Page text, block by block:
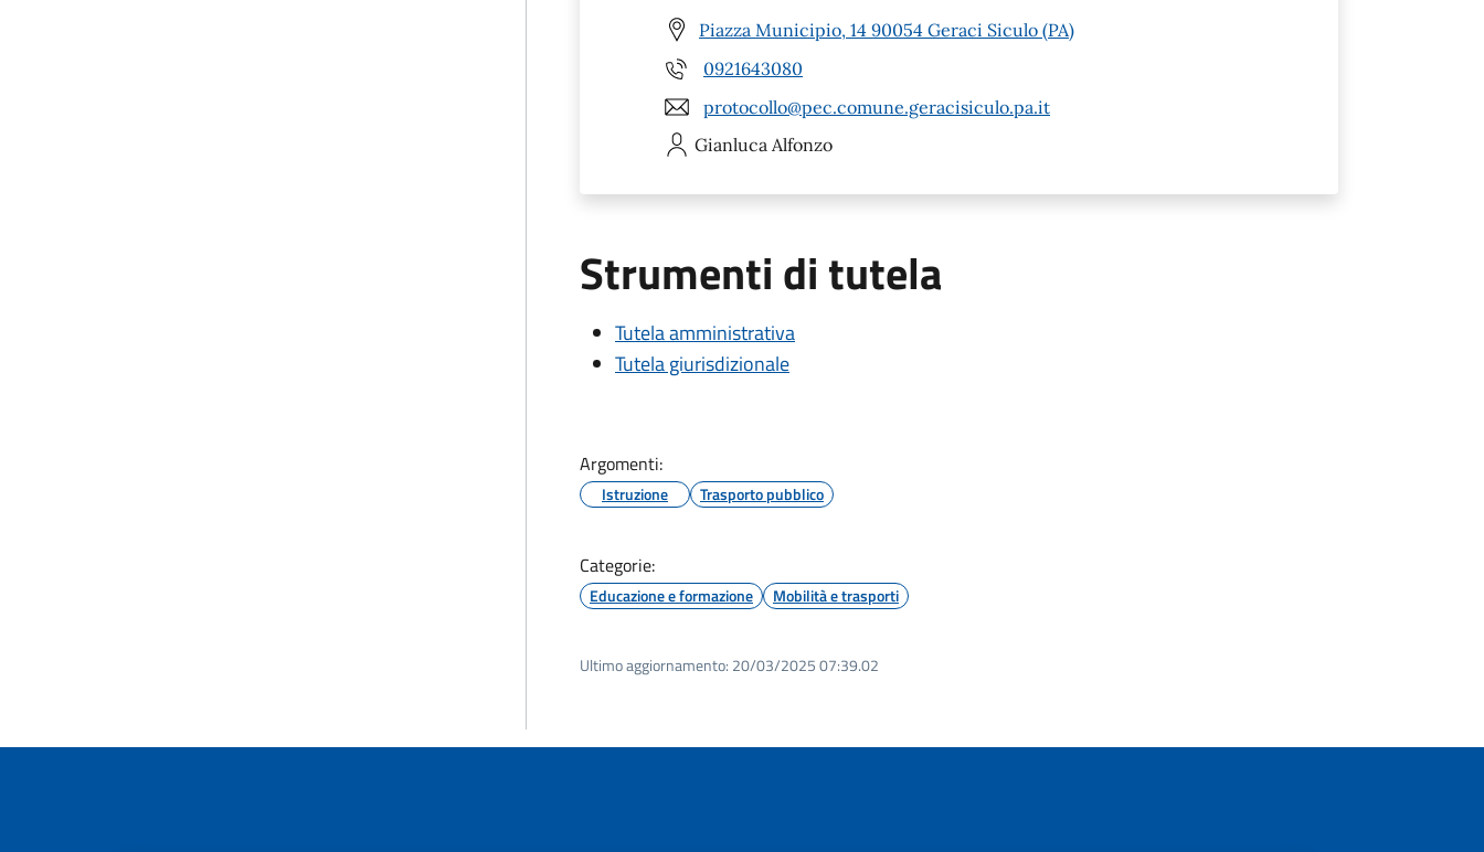
Piazza Municipio, 14 90054 Geraci Siculo (PA)
0921643080
protocollo@pec.comune.geracisiculo.pa.it
Gianluca Alfonzo
Strumenti di tutela
Tutela amministrativa
Tutela giurisdizionale
Argomenti:
Istruzione Trasporto pubblico
Categorie:
Educazione e formazione Mobilità e trasporti
Ultimo aggiornamento: 20/03/2025 07:39.02